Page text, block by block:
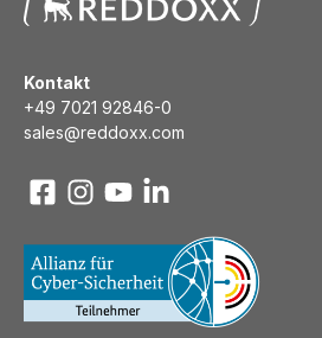
Kontakt
+49 7021 92846-0
sales@reddoxx.com